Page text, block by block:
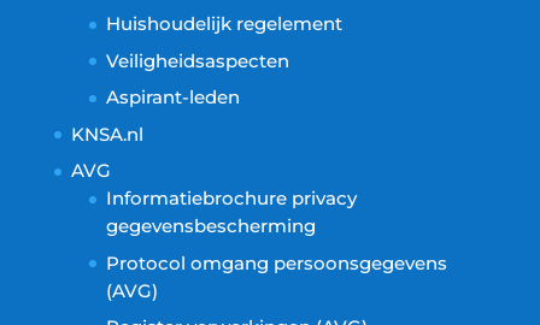
Huishoudelijk regelement
Veiligheidsaspecten
Aspirant-leden
KNSA.nl
AVG
Informatiebrochure privacy
gegevensbescherming
Protocol omgang persoonsgegevens
(AVG)